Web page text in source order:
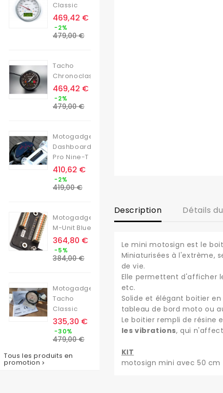
Classic
Prix
469,42 €
-2%
de
479,00 €
Tacho
Chronoclassic
Prix
469,42 €
-2%
de
479,00 €
Motogadget
Dashboard
Pro Nine-T
Prix
410,62 €
-2%
de
419,00 €
Motogadget
M-Unit Blue
Prix
364,80 €
-5%
de
384,00 €
Motogadget
Tacho
Classic
Prix
335,30 €
-30%
de
479,00 €
Tous les produits en
promotion 
Description Détails
Le mini motosign est le
Miniaturisées à l'extrème,
de vie.
Elle permettent d'afficher
etc.
Solide et élégant boitier en
tableau de bord moto ou
Le boitier rempli de résine
les vibrations, qui
KIT
motosign mini avec 50